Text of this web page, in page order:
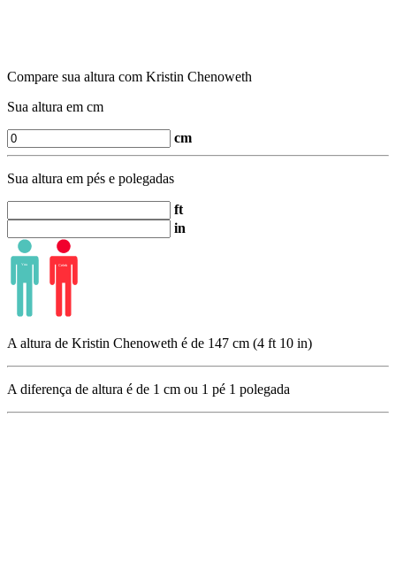
Compare sua altura com Kristin Chenoweth
Sua altura em cm
cm
Sua altura em pés e polegadas
ft
in
A altura de Kristin Chenoweth é de 147 cm (4 ft 10 in)
A diferença de altura é de 1 cm ou 1 pé 1 polegada